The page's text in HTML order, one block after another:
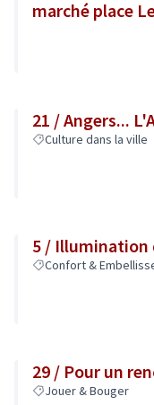
marché place
21 / Angers...
Culture dans la ville
5 / Illumination
Confort &
29 / Pour un
Jouer & Bouger